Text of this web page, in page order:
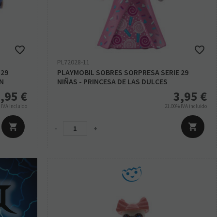
€
IVA incluido
PL72028-11
PLAYMOBIL SOBRES SORPRESA SERIE 29
NIÑAS - PRINCESA DE LAS DULCES
3,95 €
21.00% IVA incluido
- +